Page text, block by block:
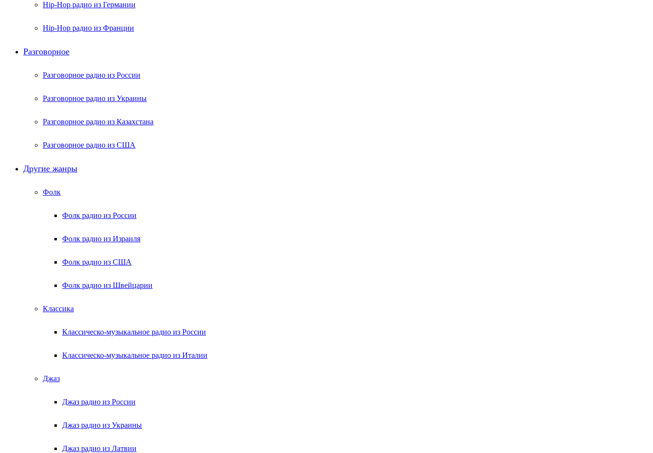
Hip-Hop радио из Германии
Hip-Hop радио из Франции
Разговорное
Разговорное радио из России
Разговорное радио из Украины
Разговорное радио из Казахстана
Разговорное радио из США
Другие жанры
Фолк
Фолк радио из России
Фолк радио из Израиля
Фолк радио из США
Фолк радио из Швейцарии
Классика
Классическо-музыкальное радио из России
Классическо-музыкальное радио из Италии
Джаз
Джаз радио из России
Джаз радио из Украины
Джаз радио из Латвии